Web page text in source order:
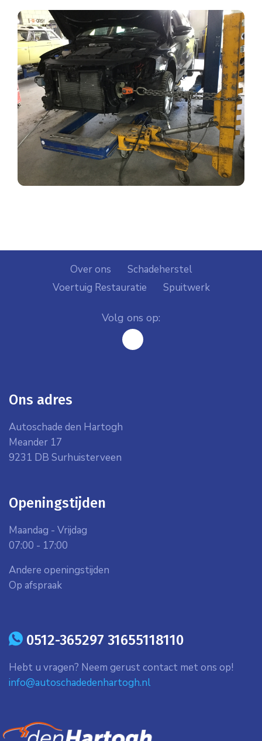
Over ons
Schadeherstel
Voertuig Restauratie
Spuitwerk
Volg ons op:
facebook
Ons adres
Autoschade den Hartogh
Meander 17
9231 DB Surhuisterveen
Openingstijden
Maandag - Vrijdag
07:00 - 17:00
Andere openingstijden
Op afspraak
icon
0512-365297 31655118110
Hebt u vragen? Neem gerust contact met ons op!
info@autoschadedenhartogh.nl